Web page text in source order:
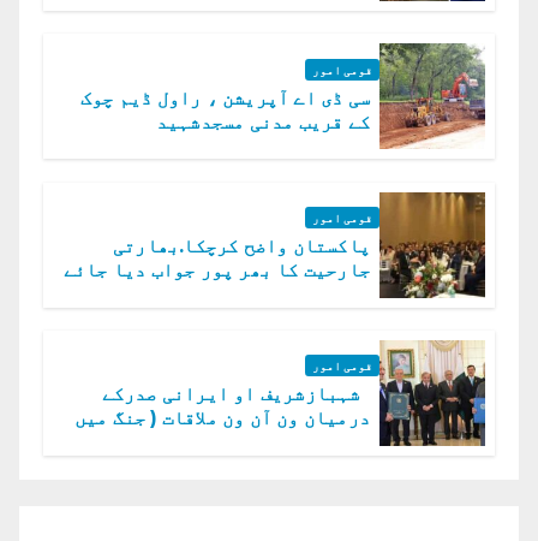
قومی امور
سی ڈی اے آپریشن ، راول ڈیم چوک
کے قریب مدنی مسجدشہید
قومی امور
پاکستان واضح کرچکا.بھارتی
جارحیت کا بھر پور جواب دیا جائے
قومی امور
شہبازشریف او ایرانی صدرکے
درمیان ون آن ون ملاقات ( جنگ میں